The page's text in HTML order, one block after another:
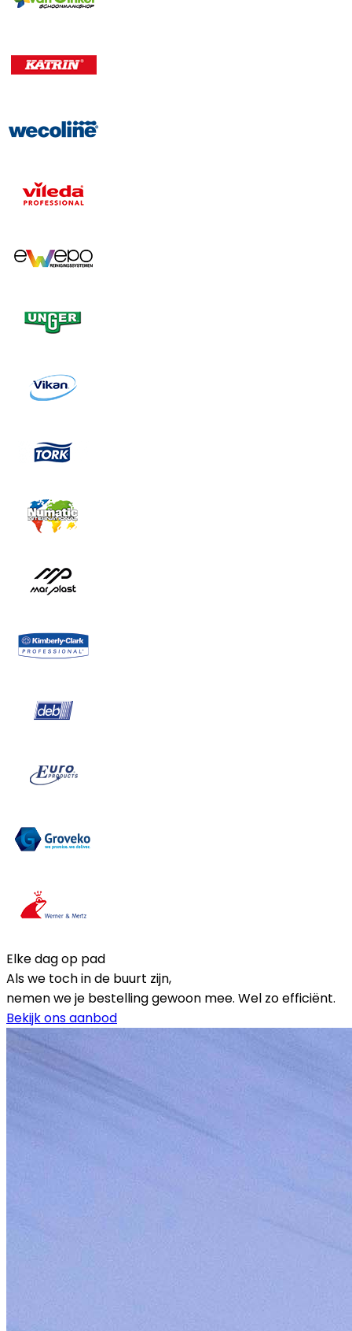
Elke dag op pad
Als we toch in de buurt zijn,
nemen we je bestelling gewoon mee. Wel zo efficiënt.
Bekijk ons aanbod